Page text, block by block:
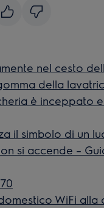
nel cesto
della
è inceppato
il simbolo di un
si accende –
WiFi alla